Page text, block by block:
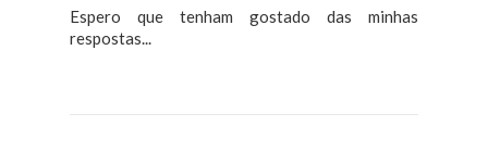
Espero que tenham gostado das minhas
respostas...